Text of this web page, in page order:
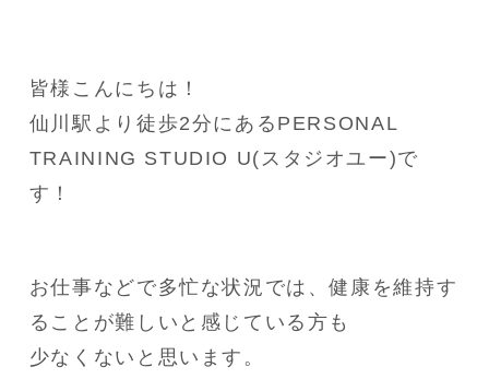
皆様こんにちは！
仙川駅より徒歩2分にあるPERSONAL
TRAINING STUDIO U(スタジオユー)で
す！
お仕事などで多忙な状況では、健康を維持す
ることが難しいと感じている方も
少なくないと思います。